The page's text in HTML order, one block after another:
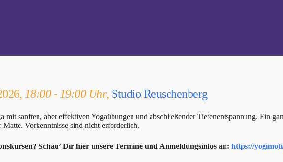
18:00 - 19:00 Uhr, Studio Reuschenberg
mit sanften, aber effektiven Yogaübungen und abschließender Tiefenentspannung. Ein
Matte. Vorkenntnisse sind nicht erforderlich.
Schau’ Dir hier unsere Termine und Anmeldungsinfos an: https://